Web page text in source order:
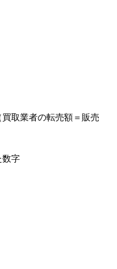
取業者の転売額＝販売
数字